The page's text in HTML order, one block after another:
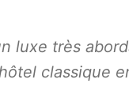
luxe très
classique